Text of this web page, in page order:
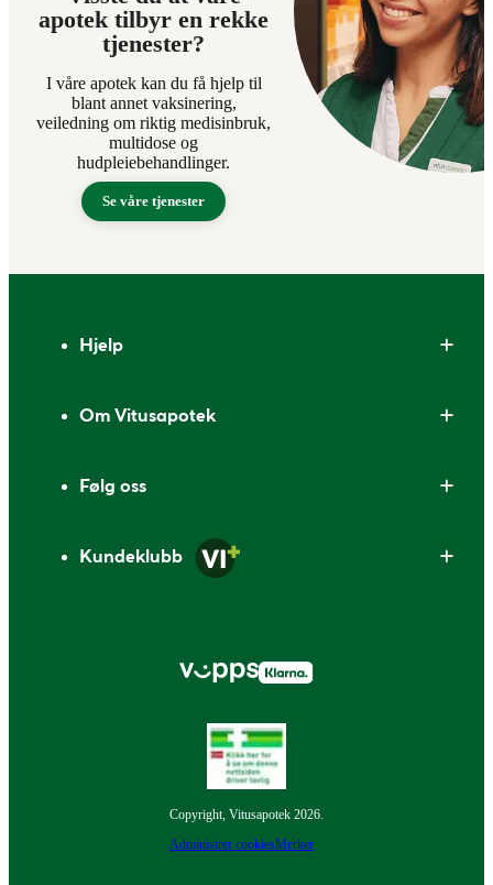
apotek tilbyr en rekke
tjenester?
I våre apotek kan du få hjelp til
blant annet vaksinering,
veiledning om riktig medisinbruk,
multidose og
hudpleiebehandlinger.
Se våre tjenester
Hjelp
Om Vitusapotek
Følg oss
Kundeklubb
Copyright, Vitusapotek 2026.
Administrer cookiesMerker